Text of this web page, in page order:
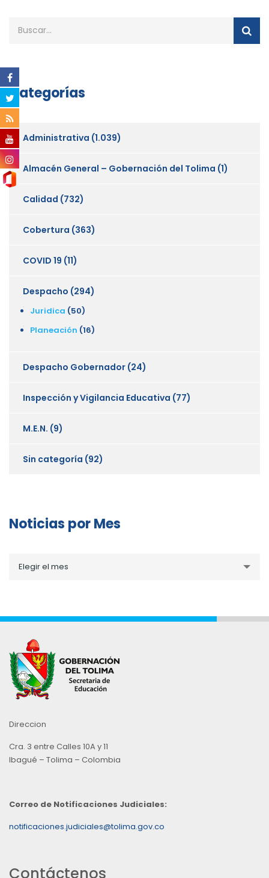
Categorías
Administrativa (1.039)
Almacén General – Gobernación del Tolima (1)
Calidad (732)
Cobertura (363)
COVID 19 (11)
Despacho (294)
Juridica (50)
Planeación (16)
Despacho Gobernador (24)
Inspección y Vigilancia Educativa (77)
M.E.N. (9)
Sin categoría (92)
Noticias por Mes
porElegir el mes
Direccion
Cra. 3 entre Calles 10A y 11
Ibagué – Tolima – Colombia
Correo de Notificaciones Judiciales:
notificaciones.judiciales@tolima.gov.co
Contáctenos